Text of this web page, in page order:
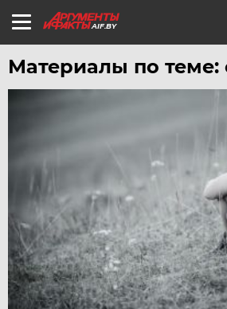
AIF.BY
Материалы по теме: